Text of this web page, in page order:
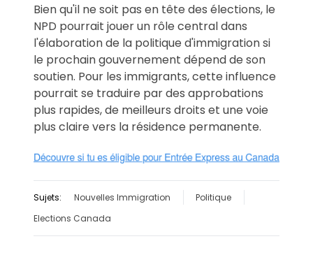
Bien qu'il ne soit pas en tête des élections, le
NPD pourrait jouer un rôle central dans
l'élaboration de la politique d'immigration si
le prochain gouvernement dépend de son
soutien. Pour les immigrants, cette influence
pourrait se traduire par des approbations
plus rapides, de meilleurs droits et une voie
plus claire vers la résidence permanente.
Sujets: Nouvelles Immigration
Politique
Elections Canada